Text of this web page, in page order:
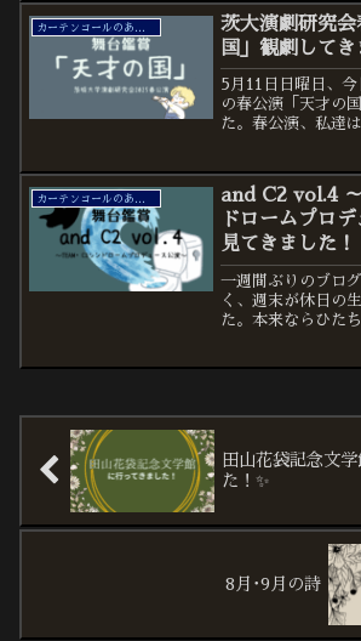
のシャンソンを聞
ました。今回はラ...
カーテンコールのあとで
茨大演劇研究
国」観劇してき
5月11日日曜日、
の春公演「天才の
た。春公演、私達
で後輩達が春公演
当に嬉しくなりま
カーテンコールのあとで
and C2 vol.4
ドロームプロ
見てきました！
一週間ぶりのブロ
く、週末が休日の
た。本来ならひた
田山花袋記念文
た！✨
8月･9月の詩